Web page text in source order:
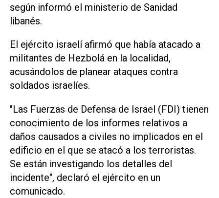
según informó el ministerio de Sanidad
libanés.
El ejército israelí afirmó que había atacado a
militantes de ​Hezbolá en ⁠la localidad,
acusándolos de planear ataques ‌contra
soldados israelíes.
"Las Fuerzas de Defensa ⁠de Israel (FDI) tienen
conocimiento ⁠de los informes relativos a
daños causados a civiles no implicados en el
edificio ⁠en el que se atacó a ​los terroristas.
Se están ‌investigando los detalles del
‌incidente", declaró el ejército en un
comunicado.